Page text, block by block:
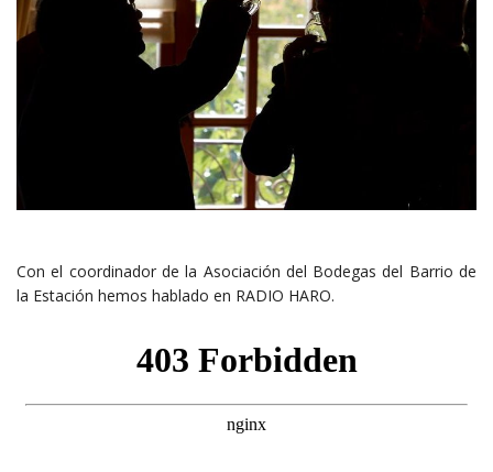
Con el coordinador de la Asociación del Bodegas del Barrio de
la Estación hemos hablado en RADIO HARO.